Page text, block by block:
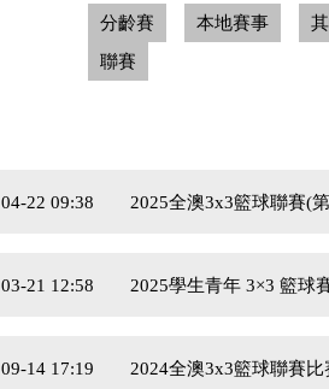
分齡賽 本地賽事
聯賽
04-22 09:38 2025全澳3x3籃球聯賽(
03-21 12:58 2025學生青年 3×3 籃球
09-14 17:19 2024全澳3x3籃球聯賽比